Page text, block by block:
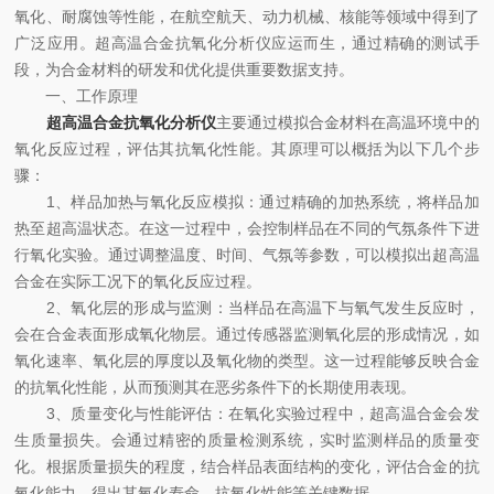
氧化、耐腐蚀等性能，在航空航天、动力机械、核能等领域中得到了
广泛应用。超高温合金抗氧化分析仪应运而生，通过精确的测试手
段，为合金材料的研发和优化提供重要数据支持。
一、工作原理
超高温合金抗氧化分析仪主要通过模拟合金材料在高温环境中的
氧化反应过程，评估其抗氧化性能。其原理可以概括为以下几个步
骤：
1、样品加热与氧化反应模拟：通过精确的加热系统，将样品加
热至超高温状态。在这一过程中，会控制样品在不同的气氛条件下进
行氧化实验。通过调整温度、时间、气氛等参数，可以模拟出超高温
合金在实际工况下的氧化反应过程。
2、氧化层的形成与监测：当样品在高温下与氧气发生反应时，
会在合金表面形成氧化物层。通过传感器监测氧化层的形成情况，如
氧化速率、氧化层的厚度以及氧化物的类型。这一过程能够反映合金
的抗氧化性能，从而预测其在恶劣条件下的长期使用表现。
3、质量变化与性能评估：在氧化实验过程中，超高温合金会发
生质量损失。会通过精密的质量检测系统，实时监测样品的质量变
化。根据质量损失的程度，结合样品表面结构的变化，评估合金的抗